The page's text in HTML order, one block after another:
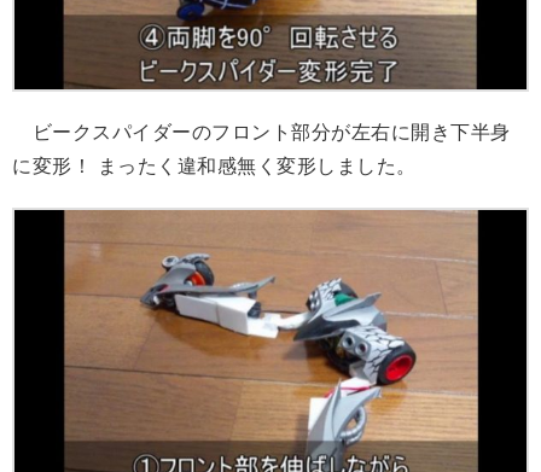
ビークスパイダーのフロント部分が左右に開き下半身
に変形！ まったく違和感無く変形しました。